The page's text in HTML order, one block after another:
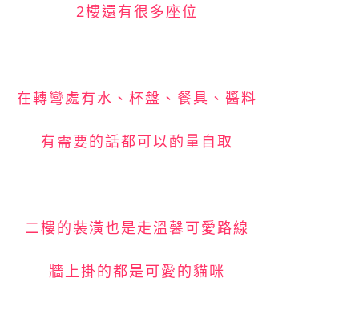
2樓還有很多座位
在轉彎處有水、杯盤、餐具、醬料
有需要的話都可以酌量自取
二樓的裝潢也是走溫馨可愛路線
牆上掛的都是可愛的貓咪